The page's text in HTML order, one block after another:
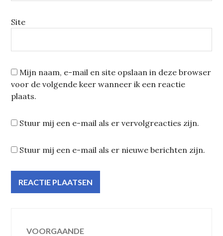
Site
Mijn naam, e-mail en site opslaan in deze browser
voor de volgende keer wanneer ik een reactie
plaats.
Stuur mij een e-mail als er vervolgreacties zijn.
Stuur mij een e-mail als er nieuwe berichten zijn.
Bericht
VOORGAANDE